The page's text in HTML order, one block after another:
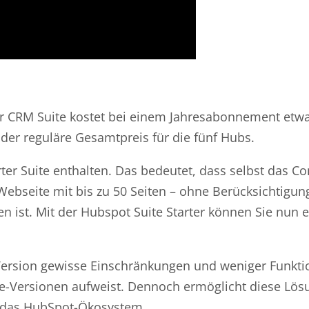
Suite kostet bei einem Jahresabonnement
reguläre Gesamtpreis für die fünf Hubs.
Suite enthalten. Das bedeutet, dass selbst das
mit bis zu 50 Seiten – ohne
ist. Mit der Hubspot Suite Starter können Sie nun
gewisse Einschränkungen und weniger
Versionen aufweist. Dennoch ermöglicht diese